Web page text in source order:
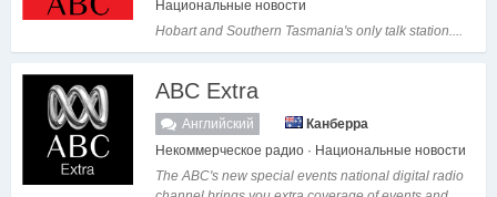
Национальные новости
Hobart and Southern Tasmania's only talk station....
ABC Extra
Английский
Канберра
Некоммерческое радио · Национальные новости
The ABC's new special events national digital radio